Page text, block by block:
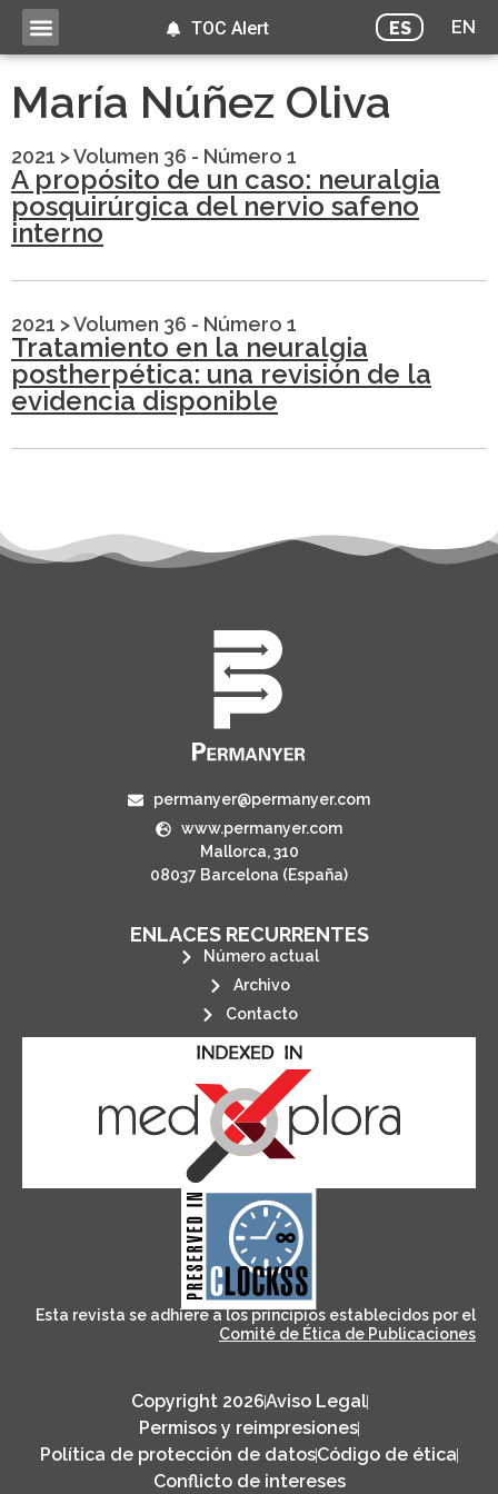
ES EN
TOC Alert
María Núñez Oliva
2021 >Volumen 36 - Número 1
A propósito de un caso: neuralgia
posquirúrgica del nervio safeno
interno
2021 >Volumen 36 - Número 1
Tratamiento en la neuralgia
postherpética: una revisión de la
evidencia disponible
permanyer@permanyer.com
www.permanyer.com
Mallorca, 310
08037 Barcelona (España)
ENLACES RECURRENTES
Número actual
Archivo
Contacto
CLOCKSS is a dak archive that
ensures the long-term survival
of web-based scholary
publications, governed by and for
its stakeholders.
Esta revista se adhiere a los principios establecidos por el
Comité de Ética de Publicaciones
Copyright 2026Aviso Legal
Permisos y reimpresiones
Política de protección de datosCódigo de ética
Conflicto de intereses